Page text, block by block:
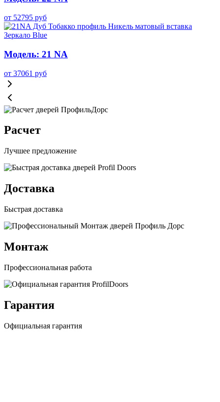
от 52795 руб
Модель: 21 NA
от 37061 руб
Расчет
Лучшее предложение
Доставка
Быстрая доставка
Монтаж
Профессиональная работа
Гарантия
Официальная гарантия